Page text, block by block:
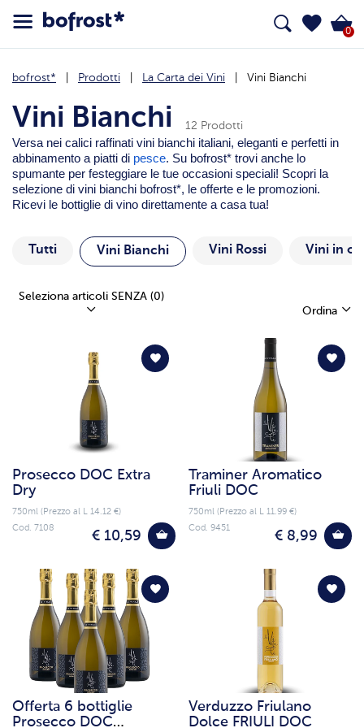
0
bofrost* Prodotti La Carta dei Vini Vini Bianchi
Vini Bianchi 12 Prodotti
Versa nei calici raffinati vini bianchi italiani, eleganti e perfetti in
abbinamento a piatti di pesce. Su bofrost* trovi anche lo
spumante per festeggiare le tue occasioni speciali! Scopri la
selezione di vini bianchi bofrost*, le offerte e le promozioni.
Ricevi le bottiglie di vino direttamente a casa tua!
Tutti Vini Bianchi Vini Rossi Vini in
Seleziona articoli SENZA (0)
Ordina
Prosecco DOC Extra
Dry
750ml (Prezzo al L 14.12 €)
€ 10,59
Cod. 7108
Traminer Aromatico
Friuli DOC
750ml (Prezzo al L 11.99 €)
€ 8,99
Cod. 9451
Offerta 6 bottiglie
Prosecco DOC
Verduzzo Friulano
Dolce FRIULI DOC